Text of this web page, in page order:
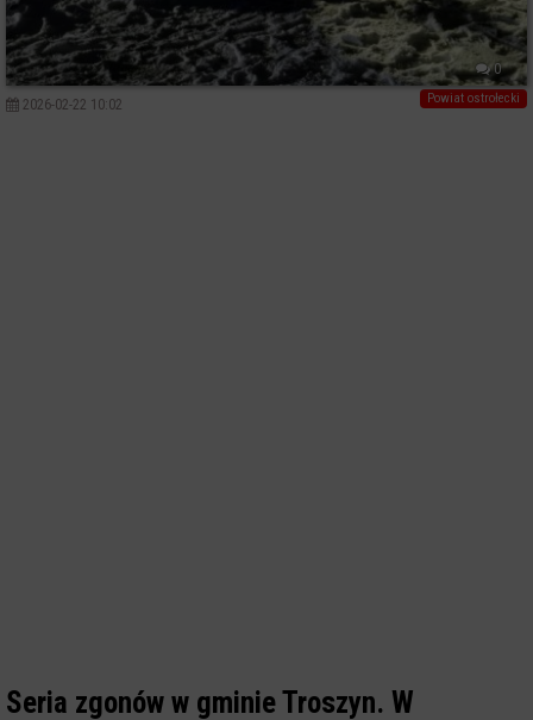
0
Powiat ostrołecki
2026-02-22 10:02
Seria zgonów w gminie Troszyn. W